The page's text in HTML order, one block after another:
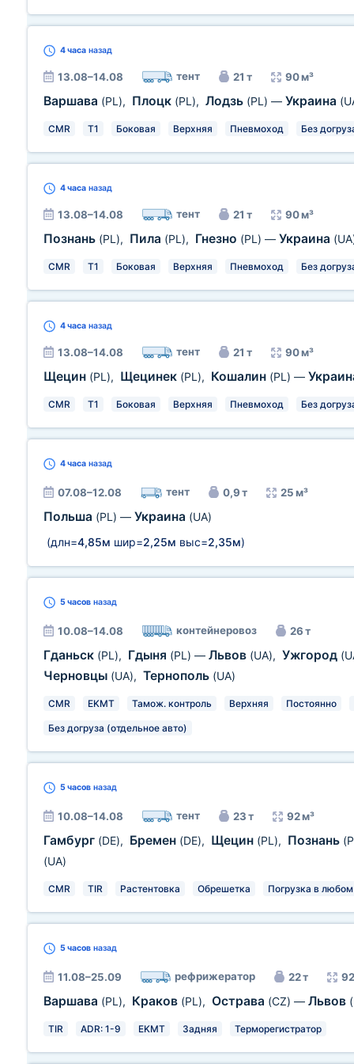
4 часа назад
13.08–14.08 тент 21 т 90 м³
Варшава (PL), Плоцк (PL), Лодзь (PL) — Украина
CMR T1 Боковая Верхняя Пневмоход Без
4 часа назад
13.08–14.08 тент 21 т 90 м³
Познань (PL), Пила (PL), Гнезно (PL) — Украина
CMR T1 Боковая Верхняя Пневмоход Без
4 часа назад
13.08–14.08 тент 21 т 90 м³
Щецин (PL), Щецинек (PL), Кошалин (PL) —
CMR T1 Боковая Верхняя Пневмоход Без
4 часа назад
07.08–12.08 тент 0,9 т 25 м³
Польша (PL) — Украина (UA)
(длн=4,85м шир=2,25м выс=2,35м)
5 часов назад
10.08–14.08 контейнеровоз 26 т
Гданьск (PL), Гдыня (PL) — Львов (UA), Ужгород
Черновцы (UA), Тернополь (UA)
CMR EKMT Тамож. контроль Верхняя Постоянно
Без догруза (отдельное авто)
5 часов назад
10.08–14.08 тент 23 т 92 м³
Гамбург (DE), Бремен (DE), Щецин (PL), Познань
(UA)
CMR TIR Растентовка Обрешетка Погрузка в
5 часов назад
11.08–25.09 рефрижератор 22 т
Варшава (PL), Краков (PL), Острава (CZ) — Львов
TIR ADR: 1-9 EKMT Задняя Терморегистратор